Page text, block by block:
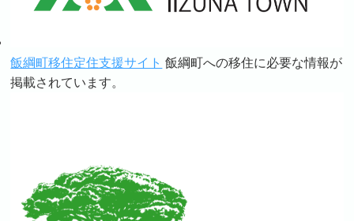
飯綱町移住定住支援サイト 飯綱町への移住に必要な情報が
掲載されています。